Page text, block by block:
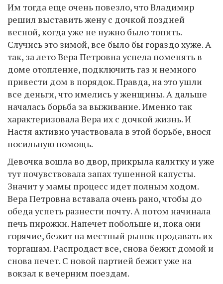
Им тогда еще очень повезло, что Владимир
решил выставить жену с дочкой поздней
весной, когда уже не нужно было топить.
Случись это зимой, все было бы гораздо хуже. А
так, за лето Вера Петровна успела поменять в
доме отопление, подключить газ и немного
привести дом в порядок. Правда, на это ушли
все деньги, что имелись у женщины. А дальше
началась борьба за выживание. Именно так
характеризовала Вера их с дочкой жизнь. И
Настя активно участвовала в этой борьбе, внося
посильную помощь.
Девочка вошла во двор, прикрыла калитку и уже
тут почувствовала запах тушенной капусты.
Значит у мамы процесс идет полным ходом.
Вера Петровна вставала очень рано, чтобы до
обеда успеть разнести почту. А потом начинала
печь пирожки. Напечет побольше и, пока они
горячие, бежит на местный рынок продавать их
торгашам. Распродаст все, снова бежит домой и
снова печет. С новой партией бежит уже на
вокзал к вечерним поездам.